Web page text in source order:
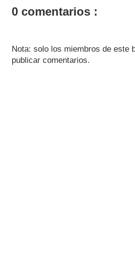
0 comentarios :
Nota: solo los miembros de este
publicar comentarios.